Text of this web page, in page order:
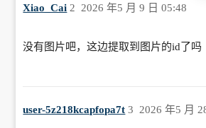
Xiao_Cai 2026 年5 月 9 日 05:48
2
没有图片吧，这边提取到图片的id了吗
user-5z218kcapfopa7t 2026 年5 月
3